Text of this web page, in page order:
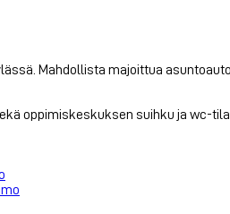
Mahdollista majoittua
oppimiskeskuksen suihku ja wc-